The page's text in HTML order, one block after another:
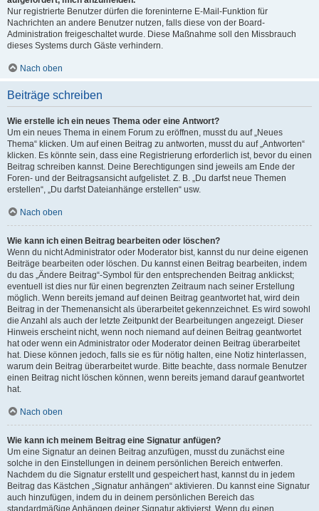
Nur registrierte Benutzer dürfen die foreninterne E-Mail-Funktion für
Nachrichten an andere Benutzer nutzen, falls diese von der Board-
Administration freigeschaltet wurde. Diese Maßnahme soll den Missbrauch
dieses Systems durch Gäste verhindern.
Nach oben
Beiträge schreiben
Wie erstelle ich ein neues Thema oder eine Antwort?
Um ein neues Thema in einem Forum zu eröffnen, musst du auf „Neues
Thema“ klicken. Um auf einen Beitrag zu antworten, musst du auf „Antworten“
klicken. Es könnte sein, dass eine Registrierung erforderlich ist, bevor du einen
Beitrag schreiben kannst. Deine Berechtigungen sind jeweils am Ende der
Foren- und der Beitragsansicht aufgelistet. Z. B. „Du darfst neue Themen
erstellen“, „Du darfst Dateianhänge erstellen“ usw.
Nach oben
Wie kann ich einen Beitrag bearbeiten oder löschen?
Wenn du nicht Administrator oder Moderator bist, kannst du nur deine eigenen
Beiträge bearbeiten oder löschen. Du kannst einen Beitrag bearbeiten, indem
du das „Ändere Beitrag“-Symbol für den entsprechenden Beitrag anklickst;
eventuell ist dies nur für einen begrenzten Zeitraum nach seiner Erstellung
möglich. Wenn bereits jemand auf deinen Beitrag geantwortet hat, wird dein
Beitrag in der Themenansicht als überarbeitet gekennzeichnet. Es wird sowohl
die Anzahl als auch der letzte Zeitpunkt der Bearbeitungen angezeigt. Dieser
Hinweis erscheint nicht, wenn noch niemand auf deinen Beitrag geantwortet
hat oder wenn ein Administrator oder Moderator deinen Beitrag überarbeitet
hat. Diese können jedoch, falls sie es für nötig halten, eine Notiz hinterlassen,
warum dein Beitrag überarbeitet wurde. Bitte beachte, dass normale Benutzer
einen Beitrag nicht löschen können, wenn bereits jemand darauf geantwortet
hat.
Nach oben
Wie kann ich meinem Beitrag eine Signatur anfügen?
Um eine Signatur an deinen Beitrag anzufügen, musst du zunächst eine
solche in den Einstellungen in deinem persönlichen Bereich entwerfen.
Nachdem du die Signatur erstellt und gespeichert hast, kannst du in jedem
Beitrag das Kästchen „Signatur anhängen“ aktivieren. Du kannst eine Signatur
auch hinzufügen, indem du in deinem persönlichen Bereich das
standardmäßige Anhängen deiner Signatur aktivierst. Wenn du einen